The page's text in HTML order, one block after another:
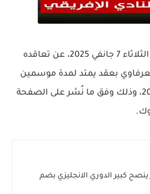
اعلن النادي الإفريقي، اليوم الثلاثاء 7 جانفي 2025، عن تعاقده
بعقد يمتد لمدة موسمين
ونصف، حتى نهاية جوان 2027، وذلك وفق ما نُشر على الصفحة
كبير الدوري الانجليزي بضم